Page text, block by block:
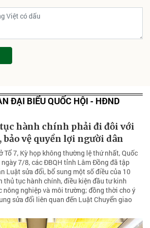
ĐẠI BIỂU QUỐC HỘI - HĐND
hành chính phải đi đôi với
vệ quyền lợi người dân
Tổ 7, Kỳ họp không thường lệ thứ nhất, Quốc
7/8, các ĐBQH tỉnh Lâm Đồng đã tập
Luật sửa đổi, bổ sung một số điều của 10
thủ tục hành chính, điều kiện đầu tư kinh
nông nghiệp và môi trường; đồng thời cho ý
sửa đổi liên quan đến Luật Chuyển giao